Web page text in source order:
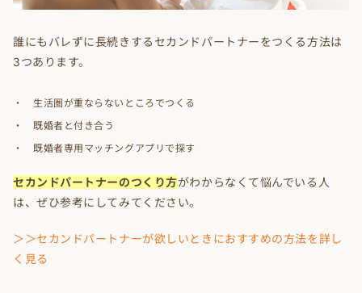
誰にもバレずに長続きするセカンドパートナーをつくる方法は
3つあります。
生活圏が重ならないところでつくる
既婚者と付き合う
既婚者専用マッチングアプリで探す
セカンドパートナーのつくり方がわからなくて悩んでいる人
は、ぜひ参考にしてみてください。
＞＞セカンドパートナーが欲しいときにおすすめの方法を詳し
く見る